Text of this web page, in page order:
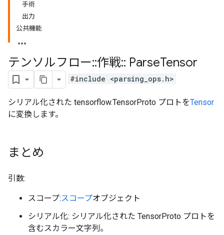
手術
出力
公共機能
テンソルフロー::作戦:: ParseTensor
#include <parsing_ops.h>
シリアル化された tensorflow.TensorProto プロトをTensor
に変換します。
まとめ
引数:
スコープ:スコープオブジェクト
シリアル化: シリアル化された TensorProto プロトを
含むスカラー文字列。